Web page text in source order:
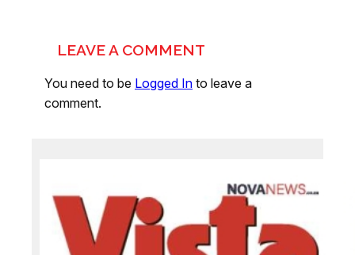
LEAVE A COMMENT
You need to be Logged In to leave a
comment.